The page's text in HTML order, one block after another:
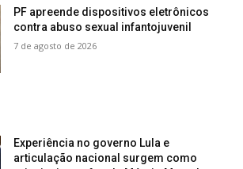
PF apreende dispositivos eletrônicos
contra abuso sexual infantojuvenil
7 de agosto de 2026
Experiência no governo Lula e
articulação nacional surgem como